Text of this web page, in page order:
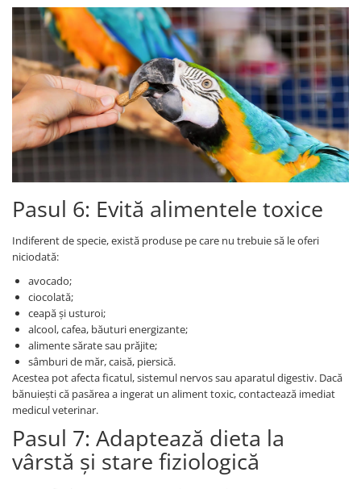
Pasul 6: Evită alimentele toxice
Indiferent de specie, există produse pe care nu trebuie să le oferi
niciodată:
avocado;
ciocolată;
ceapă și usturoi;
alcool, cafea, băuturi energizante;
alimente sărate sau prăjite;
sâmburi de măr, caisă, piersică.
Acestea pot afecta ficatul, sistemul nervos sau aparatul digestiv. Dacă
bănuiești că pasărea a ingerat un aliment toxic, contactează imediat
medicul veterinar.
Pasul 7: Adaptează dieta la
vârstă și stare fiziologică